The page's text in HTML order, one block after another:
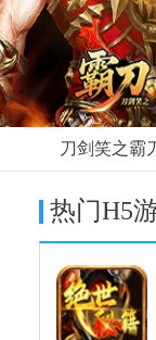
刀剑笑之霸
进入游戏热门H5